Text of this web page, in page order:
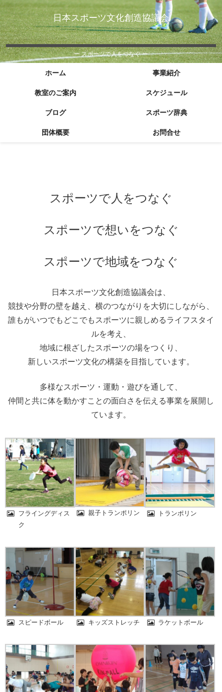
日本スポーツ文化創造協議会
ー スポーツで人をつなぐ ー
ホーム 事業紹介
教室のご案内 スケジュール
ブログ スポーツ辞典
団体概要 お問合せ
スポーツで人をつなぐ
スポーツで想いをつなぐ
スポーツで地域をつなぐ
日本スポーツ文化創造協議会は、
競技や分野の壁を越え、横のつながりを大切にしながら、
誰もがいつでもどこでもスポーツに親しめるライフスタイ
ルを考え、
地域に根ざしたスポーツの場をつくり、
新しいスポーツ文化の構築を目指しています。
多様なスポーツ・運動・遊びを通して、
仲間と共に体を動かすことの面白さを伝える事業を展開し
ています。
フライングディス
ク
親子トランポリン トランポリン
スピードボール キッズストレッチ ラケットボール